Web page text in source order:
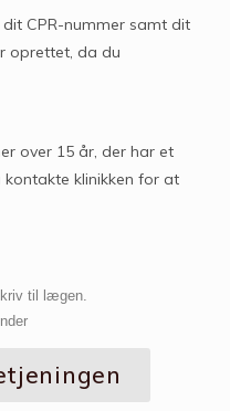
CPR-nummer samt dit
oprettet, da du
over 15 år, der har et
kontakte klinikken for at
til lægen.